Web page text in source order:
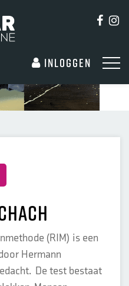
Inloggen
(RIM) is een
Hermann
De test bestaat